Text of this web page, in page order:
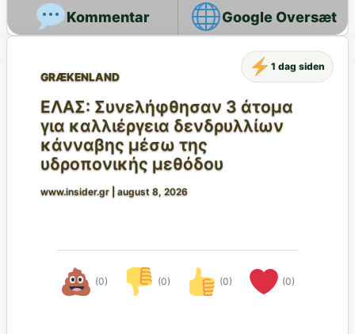
Google Oversæt
GRÆKENLAND
ΕΛΑΣ: Συνελήφθησαν 3 άτομα
για καλλιέργεια δενδρυλλίων
κάνναβης μέσω της
υδροπονικής μεθόδου
www.insider.gr august 8, 2026
(0) (0) (0) (0)
1 dag siden